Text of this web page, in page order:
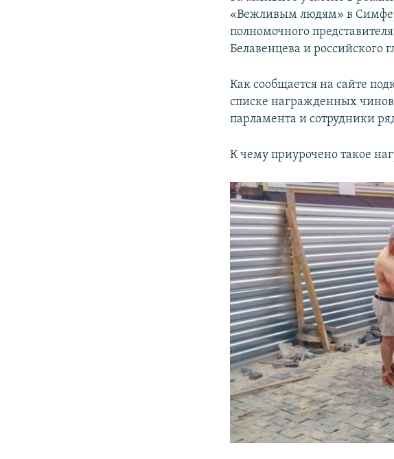
«Вежливым людям» в
полномочного
Белавенцева и российского
Как сообщается на сайте
списке награжденных
парламента и сотрудники
К чему приурочено такое